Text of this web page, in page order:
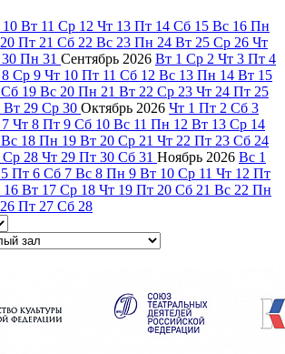
10 Вт 11 Ср 12 Чт 13 Пт 14 Сб 15 Вс 16 Пн
20 Пт 21 Сб 22 Вс 23 Пн 24 Вт 25 Ср 26 Чт
30 Пн 31 Сентябрь 2026 Вт 1 Ср 2 Чт 3 Пт 4
8 Ср 9 Чт 10 Пт 11 Сб 12 Вс 13 Пн 14 Вт 15
Сб 19 Вс 20 Пн 21 Вт 22 Ср 23 Чт 24 Пт 25
Вт 29 Ср 30 Октябрь 2026 Чт 1 Пт 2 Сб 3
7 Чт 8 Пт 9 Сб 10 Вс 11 Пн 12 Вт 13 Ср 14
Вс 18 Пн 19 Вт 20 Ср 21 Чт 22 Пт 23 Сб 24
Ср 28 Чт 29 Пт 30 Сб 31 Ноябрь 2026 Вс 1
5 Пт 6 Сб 7 Вс 8 Пн 9 Вт 10 Ср 11 Чт 12 Пт
16 Вт 17 Ср 18 Чт 19 Пт 20 Сб 21 Вс 22 Пн
26 Пт 27 Сб 28